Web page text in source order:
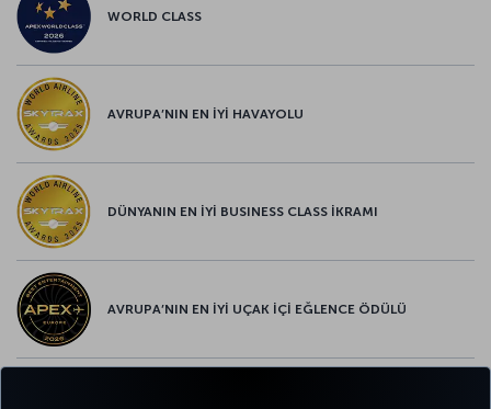
WORLD CLASS
AVRUPA’NIN EN İYİ HAVAYOLU
DÜNYANIN EN İYİ BUSINESS CLASS İKRAMI
AVRUPA’NIN EN İYİ UÇAK İÇİ EĞLENCE ÖDÜLÜ